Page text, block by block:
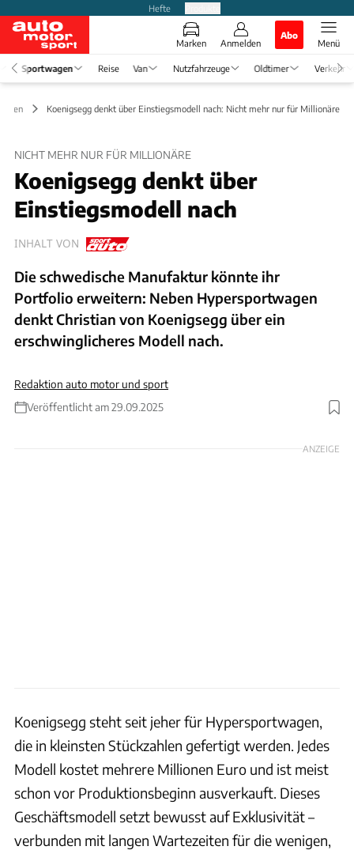
Hefte
Marken Anmelden
Abo
Menü
Sportwagen Reise Van Nutzfahrzeuge Oldtimer Verkehr
Koenigsegg denkt über Einstiegsmodell nach: Nicht mehr nur für Millionäre
NICHT MEHR NUR FÜR MILLIONÄRE
Koenigsegg denkt über
Einstiegsmodell nach
INHALT VON
Die schwedische Manufaktur könnte ihr
Portfolio erweitern: Neben Hypersportwagen
denkt Christian von Koenigsegg über ein
erschwinglicheres Modell nach.
Redaktion auto motor und sport
Veröffentlicht am 29.09.2025
Foto: Koenigsegg Automotive AB
ANZEIGE
Koenigsegg steht seit jeher für Hypersportwagen,
die in kleinsten Stückzahlen gefertigt werden. Jedes
Modell kostet mehrere Millionen Euro und ist meist
schon vor Produktionsbeginn ausverkauft. Dieses
Geschäftsmodell setzt bewusst auf Exklusivität –
verbunden mit langen Wartezeiten für die wenigen,